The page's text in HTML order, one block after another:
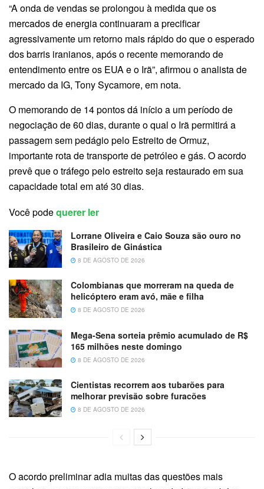
“A onda de vendas se prolongou à medida que os
mercados de energia continuaram a precificar
agressivamente um retorno mais rápido do que o esperado
dos barris iranianos, após o recente memorando de
entendimento entre os EUA e o Irã”, afirmou o analista de
mercado da IG, Tony Sycamore, em nota.
O memorando de 14 pontos dá início a um período de
negociação de 60 dias, durante o qual o Irã permitirá a
passagem sem pedágio pelo Estreito de Ormuz,
importante rota de transporte de petróleo e gás. O acordo
prevê que o tráfego pelo estreito seja restaurado em sua
capacidade total em até 30 dias.
Você podequerer ler
Lorrane Oliveira e Caio Souza são ouro no
Brasileiro de Ginástica
8 DE AGOSTO DE 2026
Colombianas que morreram na queda de
helicóptero eram avó, mãe e filha
8 DE AGOSTO DE 2026
Mega-Sena sorteia prêmio acumulado de R$
165 milhões neste domingo
8 DE AGOSTO DE 2026
Cientistas recorrem aos tubarões para
melhorar previsão sobre furacões
8 DE AGOSTO DE 2026
O acordo preliminar adia muitas das questões mais